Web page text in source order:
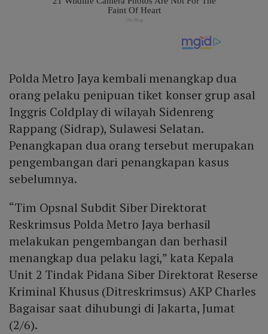
Polda Metro Jaya kembali menangkap dua
orang pelaku penipuan tiket konser grup asal
Inggris Coldplay di wilayah Sidenreng
Rappang (Sidrap), Sulawesi Selatan.
Penangkapan dua orang tersebut merupakan
pengembangan dari penangkapan kasus
sebelumnya.
“Tim Opsnal Subdit Siber Direktorat
Reskrimsus Polda Metro Jaya berhasil
melakukan pengembangan dan berhasil
menangkap dua pelaku lagi,” kata Kepala
Unit 2 Tindak Pidana Siber Direktorat Reserse
Kriminal Khusus (Ditreskrimsus) AKP Charles
Bagaisar saat dihubungi di Jakarta, Jumat
(2/6).